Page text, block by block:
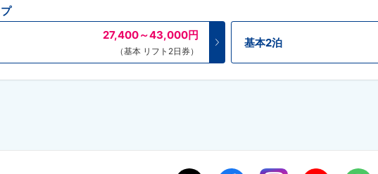
27,400～43,000円
（基本 リフト2日券）
基本2泊